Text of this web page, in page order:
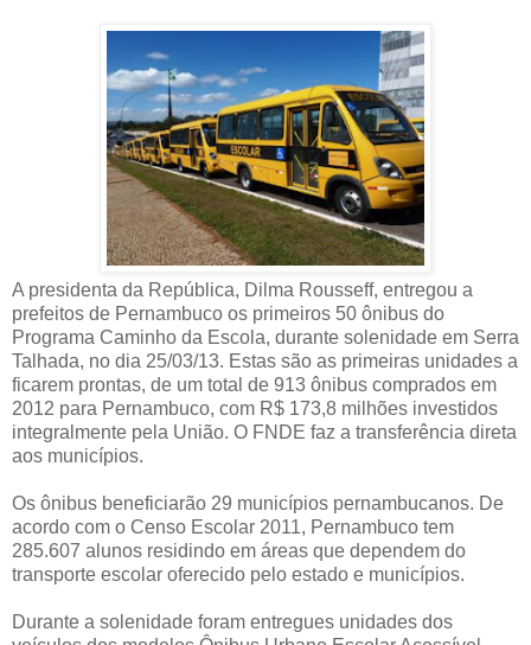
A presidenta da República, Dilma Rousseff, entregou a
prefeitos de Pernambuco os primeiros 50 ônibus do
Programa Caminho da Escola, durante solenidade em Serra
Talhada, no dia 25/03/13. Estas são as primeiras unidades a
ficarem prontas, de um total de 913 ônibus comprados em
2012 para Pernambuco, com R$ 173,8 milhões investidos
integralmente pela União. O FNDE faz a transferência direta
aos municípios.
Os ônibus beneficiarão 29 municípios pernambucanos. De
acordo com o Censo Escolar 2011, Pernambuco tem
285.607 alunos residindo em áreas que dependem do
transporte escolar oferecido pelo estado e municípios.
Durante a solenidade foram entregues unidades dos